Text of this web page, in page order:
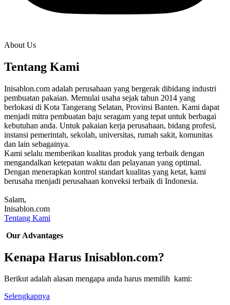
About Us
Tentang Kami
Inisablon.com adalah perusahaan yang bergerak dibidang industri
pembuatan pakaian. Memulai usaha sejak tahun 2014 yang
berlokasi di Kota Tangerang Selatan, Provinsi Banten. Kami dapat
menjadi mitra pembuatan baju seragam yang tepat untuk berbagai
kebutuhan anda. Untuk pakaian kerja perusahaan, bidang profesi,
instansi pemerintah, sekolah, universitas, rumah sakit, komunitas
dan lain sebagainya.
Kami selalu memberikan kualitas produk yang terbaik dengan
mengandalkan ketepatan waktu dan pelayanan yang optimal.
Dengan menerapkan kontrol standart kualitas yang ketat, kami
berusaha menjadi perusahaan konveksi terbaik di Indonesia.
Salam,
Inisablon.com
Tentang Kami
Our Advantages
Kenapa Harus Inisablon.com?
Berikut adalah alasan mengapa anda harus memilih kami:
Selengkapnya